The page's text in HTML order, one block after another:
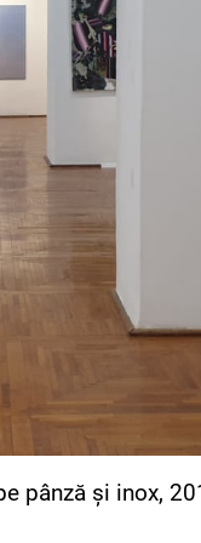
pânză și inox,